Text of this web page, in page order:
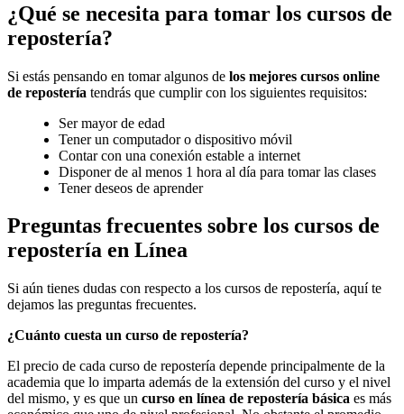
¿Qué se necesita para tomar los cursos de
repostería?
Si estás pensando en tomar algunos de los mejores cursos online
de repostería tendrás que cumplir con los siguientes requisitos:
Ser mayor de edad
Tener un computador o dispositivo móvil
Contar con una conexión estable a internet
Disponer de al menos 1 hora al día para tomar las clases
Tener deseos de aprender
Preguntas frecuentes sobre los cursos de
repostería en Línea
Si aún tienes dudas con respecto a los cursos de repostería, aquí te
dejamos las preguntas frecuentes.
¿Cuánto cuesta un curso de repostería?
El precio de cada curso de repostería depende principalmente de la
academia que lo imparta además de la extensión del curso y el nivel
del mismo, y es que un curso en línea de repostería básica es más